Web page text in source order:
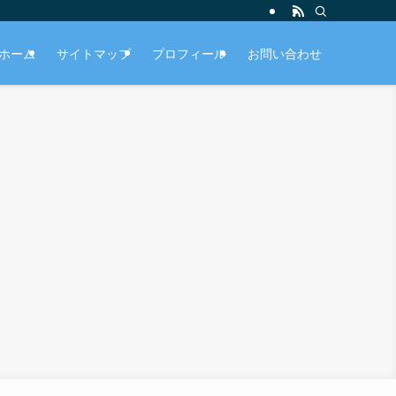
ーム サイトマップ プロフィール お問い合わせ